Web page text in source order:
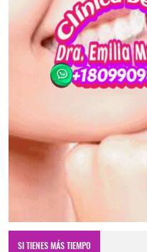
SI TIENES MÁS TIEMPO